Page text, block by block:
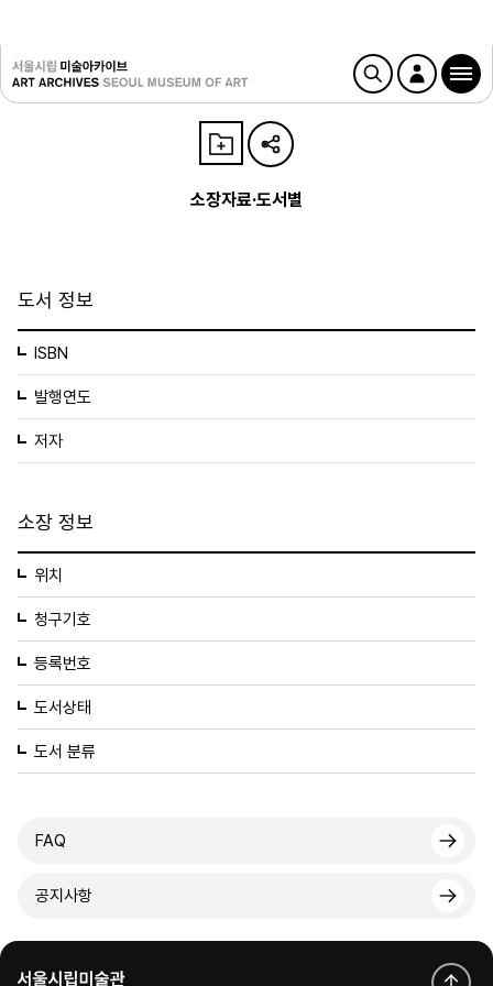
소장자료·도서별
도서 정보
ISBN
발행연도
저자
소장 정보
위치
청구기호
등록번호
도서상태
도서 분류
FAQ
공지사항